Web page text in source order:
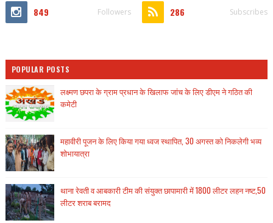
849 Followers 286 Subscribes
POPULAR POSTS
लक्ष्मण छपरा के ग्राम प्रधान के खिलाफ जांच के लिए डीएम ने गठित की
कमेटी
महावीरी पूजन के लिए किया गया ध्वज स्थापित, 30 अगस्त को निकलेगी भव्य
शोभायात्रा
थाना रेवती व आबकारी टीम की संयुक्त छापामारी में 1800 लीटर लहन नष्ट,50
लीटर शराब बरामद